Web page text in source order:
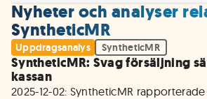
Nyheter och analyser
SyntheticMR
Uppdragsanalys SyntheticMR
SyntheticMR: Svag försäljning
kassan
2025-12-02: SyntheticMR